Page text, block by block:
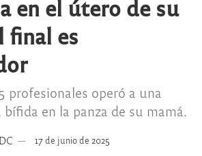
en el útero de su
final es
profesionales operó a una
en la panza de su mamá.
17 de junio de 2025